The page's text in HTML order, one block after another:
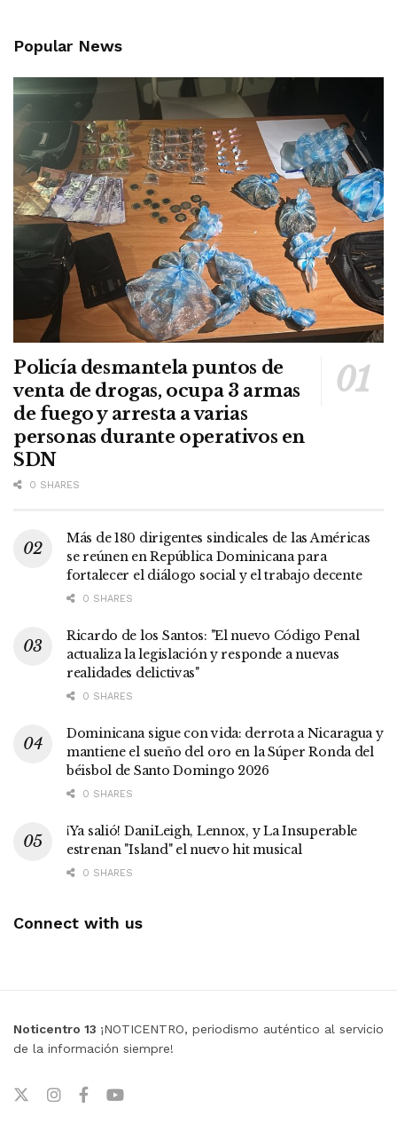
Popular News
Policía desmantela puntos de
venta de drogas, ocupa 3 armas
de fuego y arresta a varias
personas durante operativos en
SDN
0 SHARES
Más de 180 dirigentes sindicales de las Américas
se reúnen en República Dominicana para
fortalecer el diálogo social y el trabajo decente
0 SHARES
Ricardo de los Santos: "El nuevo Código Penal
actualiza la legislación y responde a nuevas
realidades delictivas"
0 SHARES
Dominicana sigue con vida: derrota a Nicaragua y
mantiene el sueño del oro en la Súper Ronda del
béisbol de Santo Domingo 2026
0 SHARES
¡Ya salió! DaniLeigh, Lennox, y La Insuperable
estrenan "Island" el nuevo hit musical
0 SHARES
Connect with us
Noticentro 13 ¡NOTICENTRO, periodismo auténtico al servicio
de la información siempre!